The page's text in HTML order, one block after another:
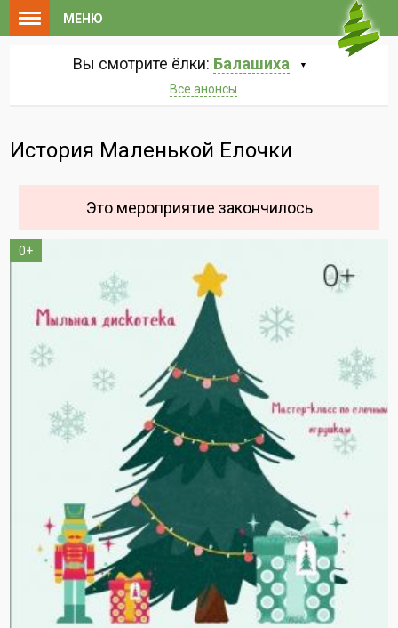
МЕНЮ
Вы смотрите ёлки: Балашиха
Все анонсы
История Маленькой Елочки
Это мероприятие закончилось
0+